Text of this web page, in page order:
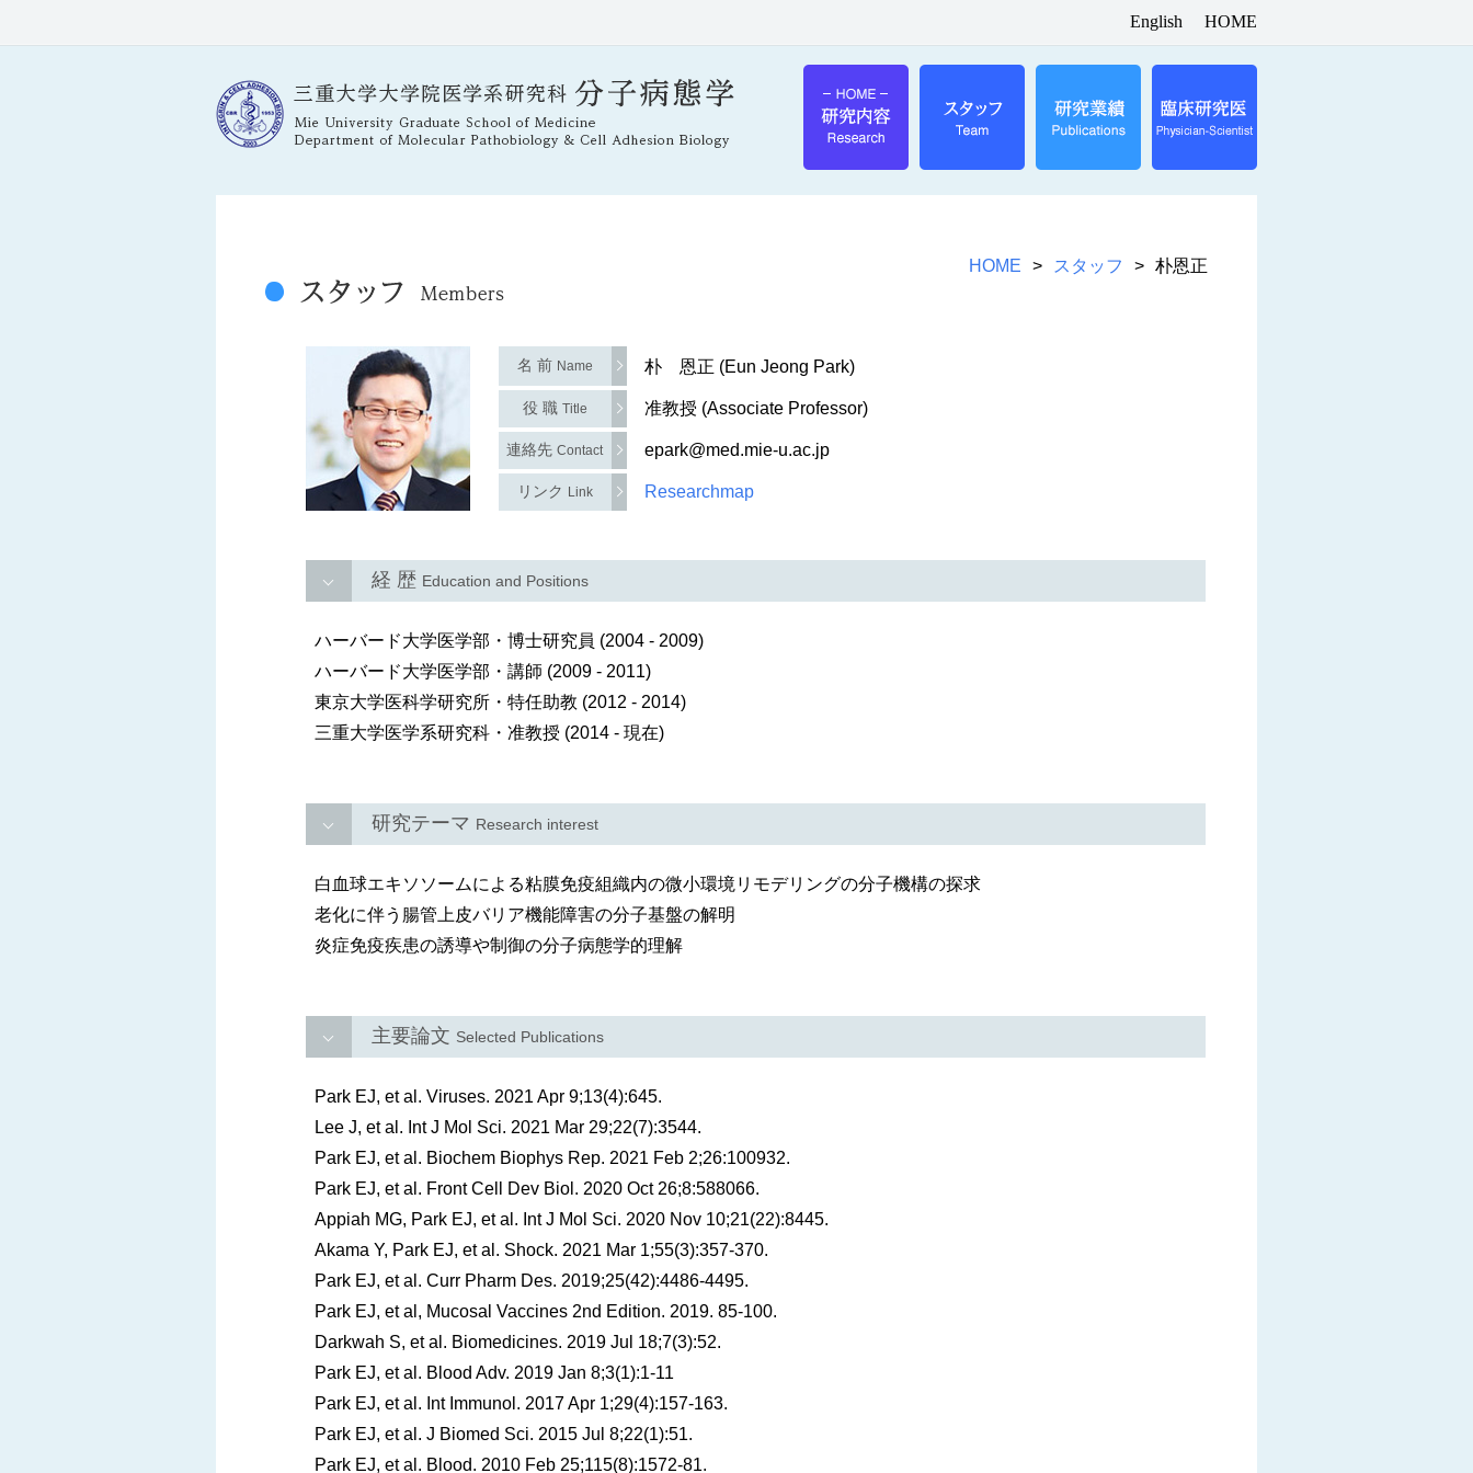
English HOME
HOME スタッフ 朴恩正
名 前 Name 朴 恩正 (Eun Jeong Park)
役 職 Title 准教授 (Associate Professor)
連絡先Contact epark@med.mie-u.ac.jp
リンク Link Researchmap
経 歴 Education and Positions
ハーバード大学医学部・博士研究員 (2004 - 2009)
ハーバード大学医学部・講師 (2009 - 2011)
東京大学医科学研究所・特任助教 (2012 - 2014)
三重大学医学系研究科・准教授 (2014 - 現在)
研究テーマ Research interest
白血球エキソソームによる粘膜免疫組織内の微小環境リモデリングの分子機構の探求
老化に伴う腸管上皮バリア機能障害の分子基盤の解明
炎症免疫疾患の誘導や制御の分子病態学的理解
主要論文 Selected Publications
Park EJ, et al. Viruses. 2021 Apr 9;13(4):645.
Lee J, et al. Int J Mol Sci. 2021 Mar 29;22(7):3544.
Park EJ, et al. Biochem Biophys Rep. 2021 Feb 2;26:100932.
Park EJ, et al. Front Cell Dev Biol. 2020 Oct 26;8:588066.
Appiah MG, Park EJ, et al. Int J Mol Sci. 2020 Nov 10;21(22):8445.
Akama Y, Park EJ, et al. Shock. 2021 Mar 1;55(3):357-370.
Park EJ, et al. Curr Pharm Des. 2019;25(42):4486-4495.
Park EJ, et al, Mucosal Vaccines 2nd Edition. 2019. 85-100.
Darkwah S, et al. Biomedicines. 2019 Jul 18;7(3):52.
Park EJ, et al. Blood Adv. 2019 Jan 8;3(1):1-11
Park EJ, et al. Int Immunol. 2017 Apr 1;29(4):157-163.
Park EJ, et al. J Biomed Sci. 2015 Jul 8;22(1):51.
Park EJ, et al. Blood. 2010 Feb 25;115(8):1572-81.